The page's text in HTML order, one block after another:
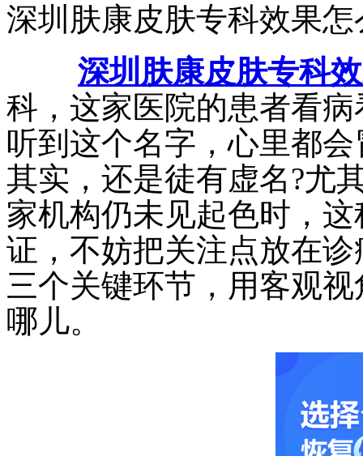
深圳肤康皮肤专科效果怎
深圳肤康皮肤专科
科，这家医院的患者看
听到这个名字，心里都
其实，还是徒有虚名?尤
家机构仍未见起色时，
证，不妨把关注点放在
三个关键环节，用客观
哪儿。